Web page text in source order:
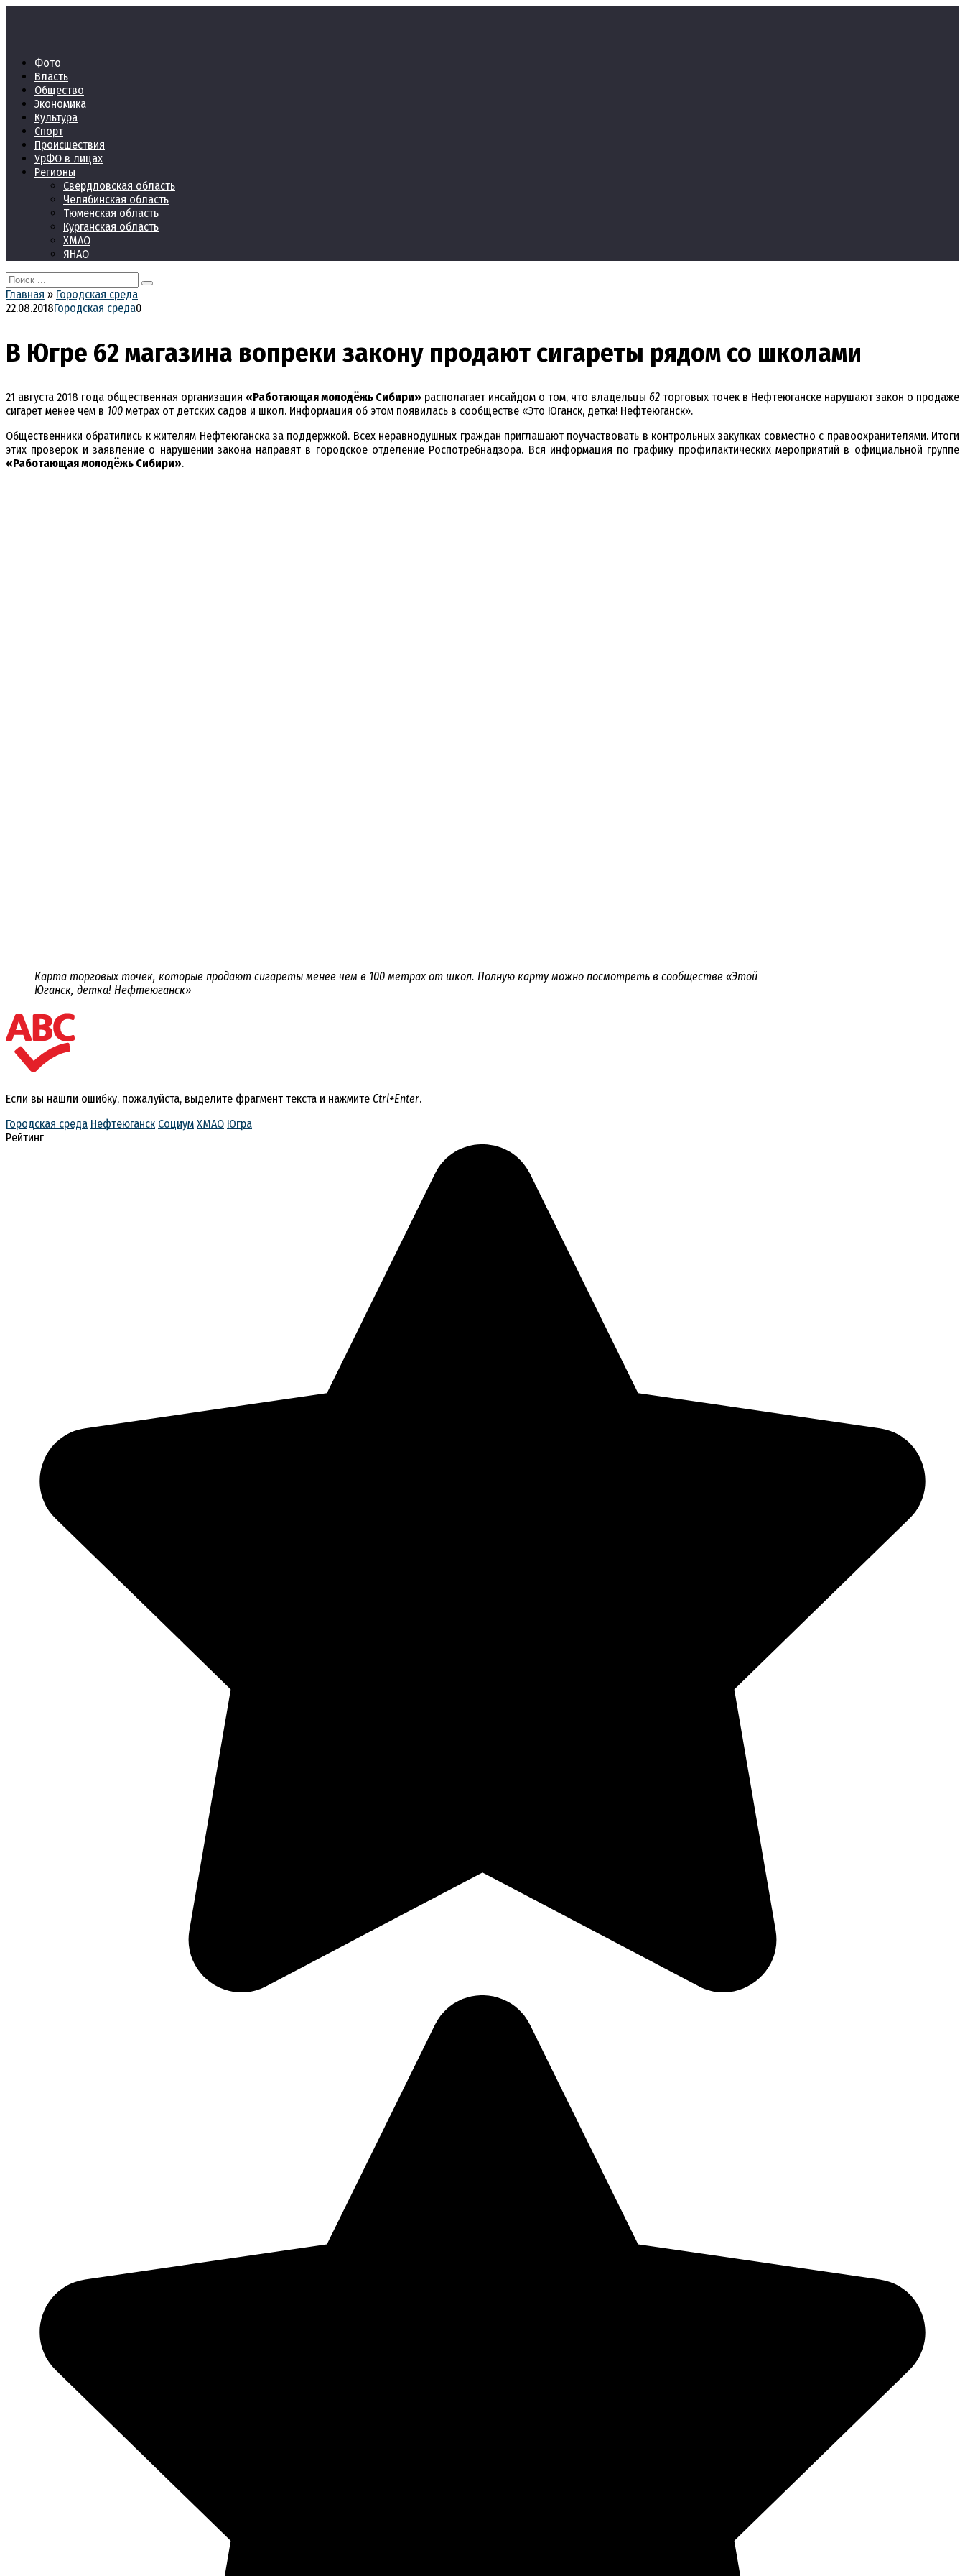
Фото
Власть
Общество
Экономика
Культура
Спорт
Происшествия
УрФО в лицах
Регионы
Свердловская область
Челябинская область
Тюменская область
Курганская область
ХМАО
ЯНАО
Search
for:
Главная » Городская среда
22.08.2018Городская среда0
В Югре 62 магазина вопреки закону продают сигареты рядом со школами
21 августа 2018 года общественная организация «Работающая молодёжь Сибири» располагает инсайдом о том, что владельцы 62 торговых точек в Нефтеюганске нарушают закон о продаже
сигарет менее чем в 100 метрах от детских садов и школ. Информация об этом появилась в сообществе «Это Юганск, детка! Нефтеюганск».
Общественники обратились к жителям Нефтеюганска за поддержкой. Всех неравнодушных граждан приглашают поучаствовать в контрольных закупках совместно с правоохранителями. Итоги
этих проверок и заявление о нарушении закона направят в городское отделение Роспотребнадзора. Вся информация по графику профилактических мероприятий в официальной группе
«Работающая молодёжь Сибири».
Карта торговых точек, которые продают сигареты менее чем в 100 метрах от школ. Полную карту можно посмотреть в сообществе «Этой
Юганск, детка! Нефтеюганск»
Если вы нашли ошибку, пожалуйста, выделите фрагмент текста и нажмите Ctrl+Enter.
Городская среда Нефтеюганск Социум ХМАО Югра
Рейтинг